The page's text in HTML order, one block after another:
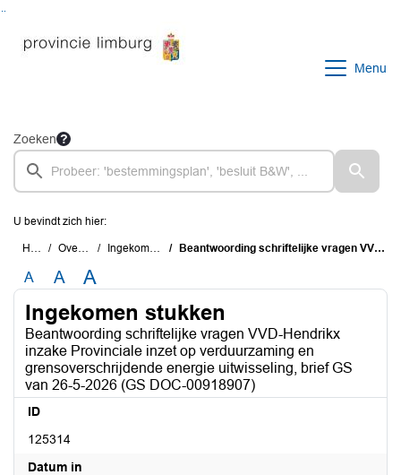
Menu
Zoeken
U bevindt zich hier:
Home Overzichten Ingekomen stukken Beantwoording schriftelijke vragen VVD-Hendrikx inzake Provinciale inzet op verduurzaming en grensoverschrijdende energie uitwisseling, brief GS van 26-5-2026 (GS DOC-00918907)
A A A
Ingekomen stukken
Beantwoording schriftelijke vragen VVD-Hendrikx
inzake Provinciale inzet op verduurzaming en
grensoverschrijdende energie uitwisseling, brief GS
van 26-5-2026 (GS DOC-00918907)
ID
125314
Datum in